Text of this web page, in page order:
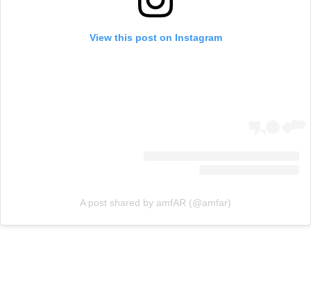
View this post on Instagram
A post shared by amfAR (@amfar)